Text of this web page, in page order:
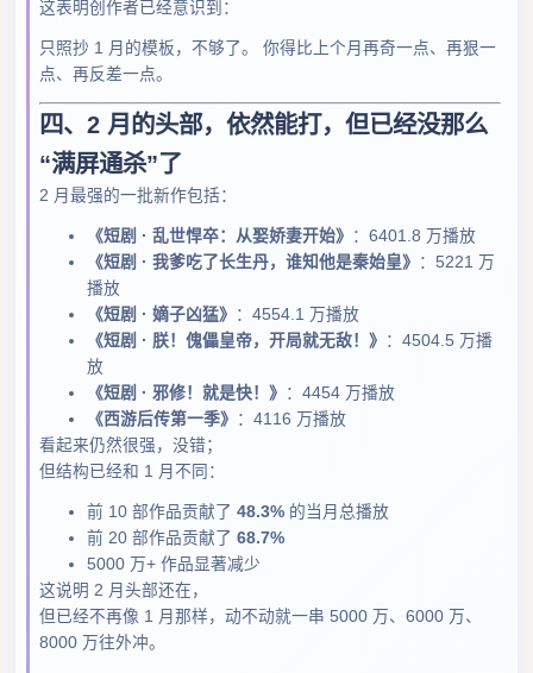
这表明创作者已经意识到：
只照抄 1 月的模板，不够了。 你得比上个月再奇一点、再狠一
点、再反差一点。
四、2 月的头部，依然能打，但已经没那么
“满屏通杀”了
2 月最强的一批新作包括：
《短剧 · 乱世悍卒：从娶娇妻开始》 ：6401.8 万播放
《短剧 · 我爹吃了长生丹，谁知他是秦始皇》 ：5221 万
播放
《短剧 · 嫡子凶猛》 ：4554.1 万播放
《短剧 · 朕！傀儡皇帝，开局就无敌！》 ：4504.5 万播
放
《短剧 · 邪修！就是快！》 ：4454 万播放
《西游后传第一季》 ：4116 万播放
看起来仍然很强，没错；
但结构已经和 1 月不同：
前 10 部作品贡献了 48.3% 的当月总播放
前 20 部作品贡献了 68.7%
5000 万+ 作品显著减少
这说明 2 月头部还在，
但已经不再像 1 月那样，动不动就一串 5000 万、6000 万、
8000 万往外冲。